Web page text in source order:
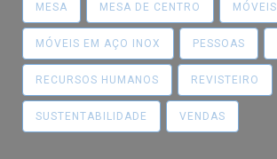
MESA MESA DE CENTRO MÓVEIS
MÓVEIS EM AÇO INOX PESSOAS
RECURSOS HUMANOS REVISTEIRO
SUSTENTABILIDADE VENDAS